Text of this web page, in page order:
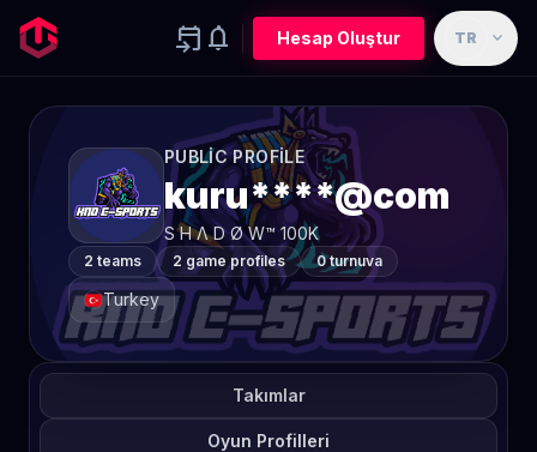
event_upcoming notifications Hesap Oluştur TR expand_more
PUBLIC PROFILE
kuru****@com
S H Λ D Ø W™ 100K
2 teams 2 game profiles 0 turnuva
Turkey
Takımlar
Oyun Profilleri